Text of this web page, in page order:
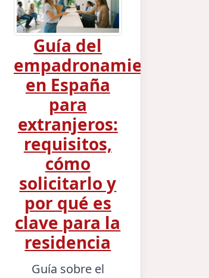
Guía del
empadronamiento
en España
para
extranjeros:
requisitos,
cómo
solicitarlo y
por qué es
clave para la
residencia
Guía sobre el